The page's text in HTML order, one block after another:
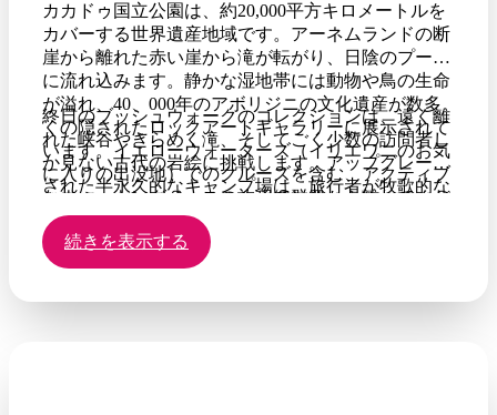
り過ぎ、日によっては30 kmまで歩くと、厳しいス
テージがいくつかあります。グループキャンプ用品
は、プロのサポートクルーによって各キャンプ場に
運ばれ、歩行者は多様な砂漠の景色を楽しみ、志を
同じくする旅行者の友情を楽しみ、目標の達成に集
中できます。
カカドゥ国立公園は、約20,000平方キロメートルを
カバーする世界遺産地域です。アーネムランドの断
崖から離れた赤い崖から滝が転がり、日陰のプール
に流れ込みます。静かな湿地帯には動物や鳥の生命
が溢れ、40、000年のアボリジニの文化遺産が数多
くの隠されたロックアートギャラリーに展示されて
います。イエローウォーターズ（イリエワニのお気
に入りの出没地）でのクルーズを含む、アクティブ
なウォーキングベースの旅程で群衆から離れてくだ
さい。カカドゥがその真の魔法を明らかにするの
は、主要な観光地を越えて散歩するときです。
終日のブッシュウォークのコレクションは、遠く離
れた峡谷やきらめく滝、そしてごく少数の訪問者し
か見ない古代の岩絵に挑戦します。アップグレード
された半永久的なキャンプ場は、旅行者が牧歌的な
程は季節を最大限に活用するために変化し、雨季の
洪水が後退してアクセスが開くので、最高の散歩と
熱帯の荒野の全範囲にわたる完全な冒険を楽しんだ
続きを表示する